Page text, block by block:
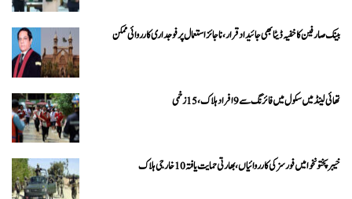
بینک صارفین کا خفیہ ڈیٹا بھی جائیداد قرار، ناجائز استعمال پر فوجداری کارروائی ممکن
تھائی لینڈ میں سکول میں فائرنگ سے 9 افراد ہلاک، 15 زخمی
خیبرپختونخوا میں فورسز کی کارروائیاں، بھارتی حمایت یافتہ 10 خارجی ہلاک